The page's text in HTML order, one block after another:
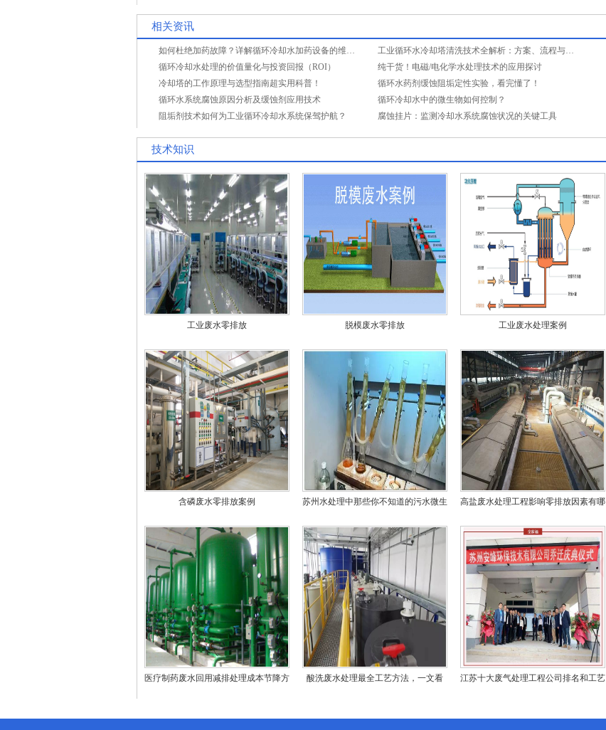
相关资讯
如何杜绝加药故障？详解循环冷却水加药设备的维保要点与预防性维护
工业循环水冷却塔清洗技术全解析：方案、流程与趋势
循环冷却水处理的价值量化与投资回报（ROI）
纯干货！电磁/电化学水处理技术的应用探讨
冷却塔的工作原理与选型指南超实用科普！
循环水药剂缓蚀阻垢定性实验，看完懂了！
循环水系统腐蚀原因分析及缓蚀剂应用技术
循环冷却水中的微生物如何控制？
阻垢剂技术如何为工业循环冷却水系统保驾护航？
腐蚀挂片：监测冷却水系统腐蚀状况的关键工具
技术知识
工业废水零排放 脱模废水零排放 工业废水处理案例
含磷废水零排放案例
苏州水处理中那些你不知道的污水微生
高盐废水处理工程影响零排放因素有哪
医疗制药废水回用减排处理成本节降方
酸洗废水处理最全工艺方法，一文看
江苏十大废气处理工程公司排名和工艺